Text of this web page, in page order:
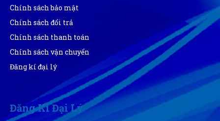
Chính sách bảo mật
Chính sách đổi trả
Chính sách thanh toán
Chính sách vận chuyển
Đăng kí đại lý
Đăng Kí Đại Lý